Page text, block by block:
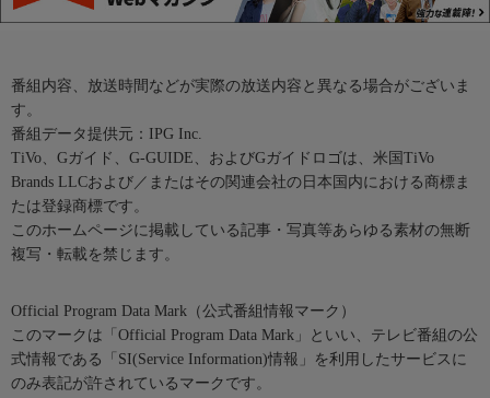
番組内容、放送時間などが実際の放送内容と異なる場合がございま
す。
番組データ提供元：IPG Inc.
TiVo、Gガイド、G-GUIDE、およびGガイドロゴは、米国TiVo
Brands LLCおよび／またはその関連会社の日本国内における商標ま
たは登録商標です。
このホームページに掲載している記事・写真等あらゆる素材の無断
複写・転載を禁じます。
Official Program Data Mark（公式番組情報マーク）
このマークは「Official Program Data Mark」といい、テレビ番組の公
式情報である「SI(Service Information)情報」を利用したサービスに
のみ表記が許されているマークです。